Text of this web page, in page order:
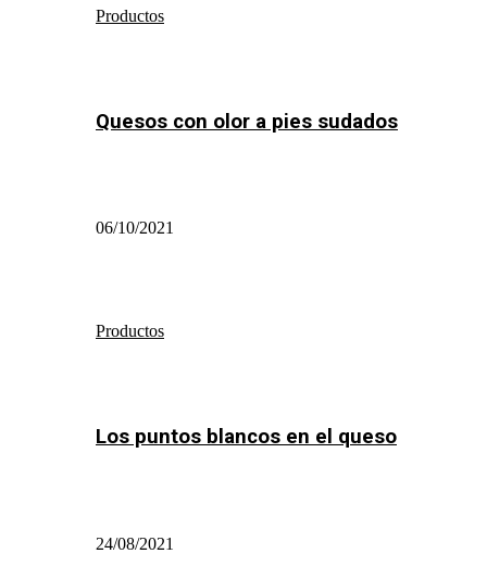
Productos
Quesos con olor a pies sudados
06/10/2021
Productos
Los puntos blancos en el queso
24/08/2021